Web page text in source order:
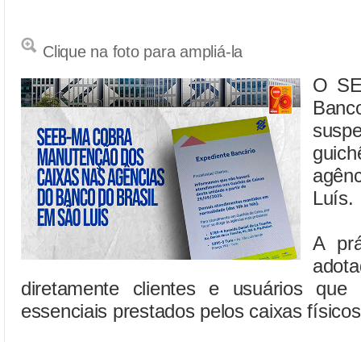
Clique na foto para ampliá-la
O
Luís.
A
diretamente clientes e usuários que
essenciais prestados pelos caixas